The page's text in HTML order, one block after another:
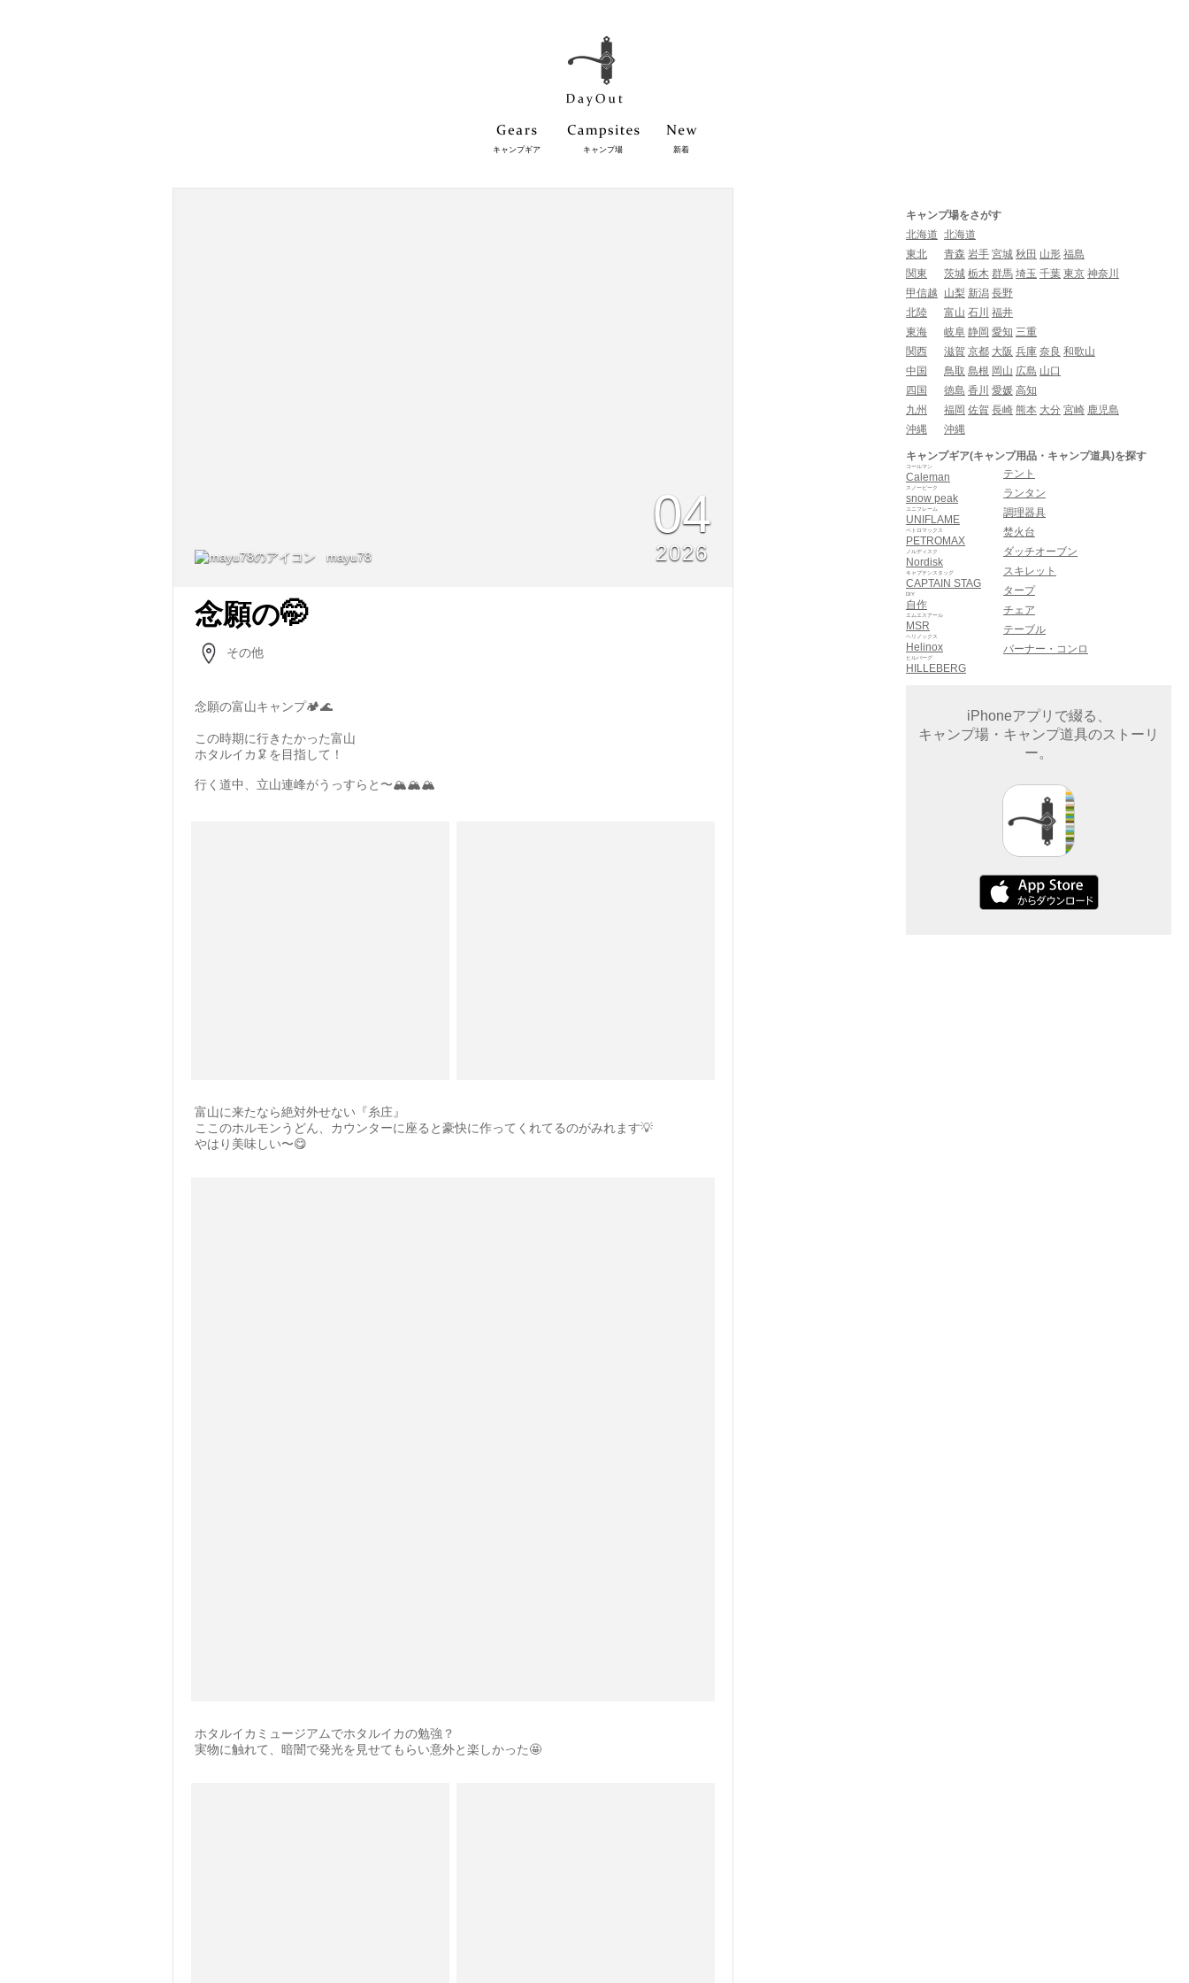
キャンプギア キャンプ場 新着
mayu78
04
2026
念願の🤭
その他
念願の富山キャンプ🏕️🌊
この時期に行きたかった富山
ホタルイカ🦑を目指して！
行く道中、立山連峰がうっすらと〜🏔️🏔️🏔️
富山に来たなら絶対外せない『糸庄』
ここのホルモンうどん、カウンターに座ると豪快に作ってくれてるのがみれます💡
やはり美味しい〜😋
ホタルイカミュージアムでホタルイカの勉強？
実物に触れて、暗闇で発光を見せてもらい意外と楽しかった🤩
キャンプ場をさがす
北海道 北海道
東北
青森 岩手 宮城 秋田 山形 福島
関東
茨城 栃木 群馬 埼玉 千葉 東京 神奈川
甲信越
山梨 新潟 長野
北陸
富山 石川 福井
東海
岐阜 静岡 愛知 三重
関西
滋賀 京都 大阪 兵庫 奈良 和歌山
中国
鳥取 島根 岡山 広島 山口
四国
徳島 香川 愛媛 高知
九州
福岡 佐賀 長崎 熊本 大分 宮崎 鹿児島
沖縄
沖縄
キャンプギア(キャンプ用品・キャンプ道具)を探す
Caleman
コールマン
snow peak
スノーピーク
UNIFLAME
ユニフレーム
PETROMAX
ペトロマックス
Nordisk
ノルディスク
CAPTAIN STAG
キャプテンスタッグ
自作
DIY
MSR
エムエスアール
Helinox
ヘリノックス
HILLEBERG
ヒルバーグ
テント
ランタン
調理器具
焚火台
ダッチオーブン
スキレット
タープ
チェア
テーブル
バーナー・コンロ
iPhoneアプリで綴る、
キャンプ場・キャンプ道具のストーリ
ー。